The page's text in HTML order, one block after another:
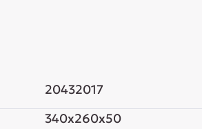
20432017
340x260x50